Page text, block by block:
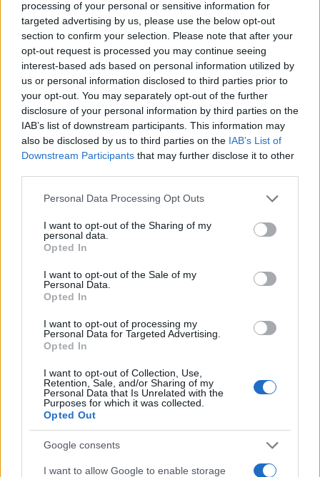
processing of your personal or sensitive information for
targeted advertising by us, please use the below opt-out
section to confirm your selection. Please note that after your
opt-out request is processed you may continue seeing
interest-based ads based on personal information utilized by
us or personal information disclosed to third parties prior to
your opt-out. You may separately opt-out of the further
disclosure of your personal information by third parties on the
IAB’s list of downstream participants. This information may
also be disclosed by us to third parties on the IAB’s List of
Downstream Participants that may further disclose it to other
Please note that this website/app uses one or more Google
not limited to your visit or usage behaviour. You may click to
grant or deny consent to Google and its third-party tags to
use your data for below specified purposes in below Google
consent section.
Personal Data Processing Opt Outs
I want to opt-out of the Sharing of my
personal data.
Opted In
I want to opt-out of the Sale of my
Personal Data.
Opted In
I want to opt-out of processing my
Personal Data for Targeted Advertising.
Opted In
I want to opt-out of Collection, Use,
Retention, Sale, and/or Sharing of my
Personal Data that Is Unrelated with the
Purposes for which it was collected.
Opted Out
Google consents
I want to allow Google to enable storage
Πιο δημοφιλή
1 Κωνσταντίνος Αργυρός και Αλεξάνδρα
Νίκα κάνουν διακοπές με πολυτελές γιοτ
με τα δύο παιδιά τους
2Ελίζαμπεθ Ελέτσι και Νεκτάριος Λεμονίδης
Ηφαίστειο Σαντορίνης: Ένας 15χρονος που
δεν πρόλαβε να ξεφύγει από το τσουνάμι
μπορεί να αλλάξει τη χρονολογία της
προϊστορικής έκρηξης
για έβδομη φορά - Τον «τσάκωσαν»
αστυνομικοί που προσποιήθηκαν τους
τουρίστες
«Φιάσκο» στη Μαδέιρα με το γάμο του
Κριστιάνο Ρονάλντο: Χιλιάδες άνθρωποι
πήγαν σε λάθος εκκλησία και προκάλεσαν
Πιο σχολιασμένα
Βγήκαν ξανά τα μαχαίρια στην Ελπίδα
για τη Δημοκρατία: «Καρυστιανού,
Γρατσία και Γαλανός μετέτρεψαν το